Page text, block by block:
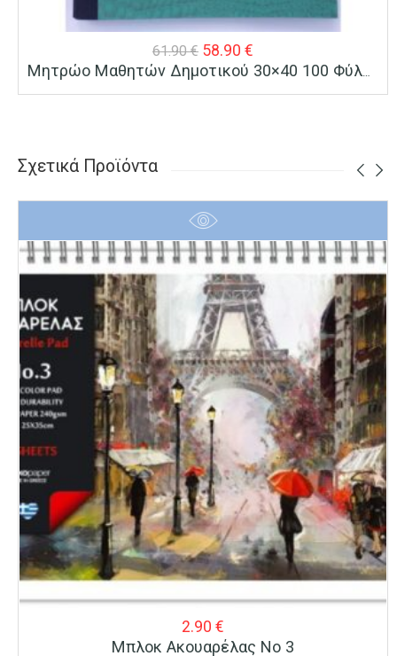
61.90€ Original
price
58.90 €
τρέχουσα
Σχετικά Προϊόντα
2.90 €
Μπλοκ Ακουαρέλας Νο 3